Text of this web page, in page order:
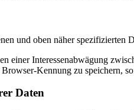
und oben näher
einer Interessenabwägung
Kennung zu speichern,
Daten